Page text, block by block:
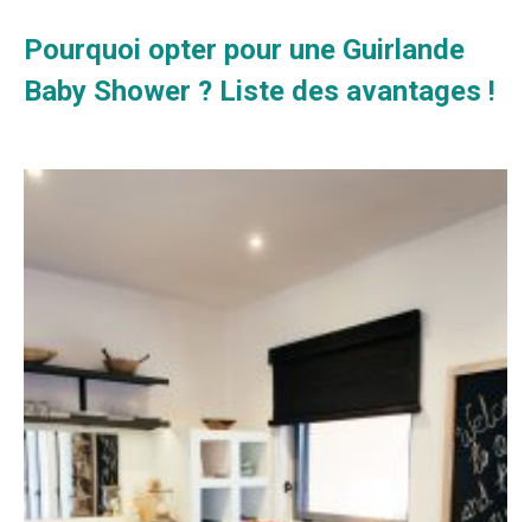
Pourquoi opter pour une Guirlande
Baby Shower ? Liste des avantages !